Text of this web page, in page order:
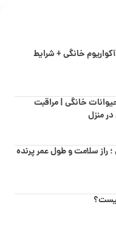
خانگی + شرایط
خانگی | مراقبت
منزل
راز سلامت و طول عمر پرنده